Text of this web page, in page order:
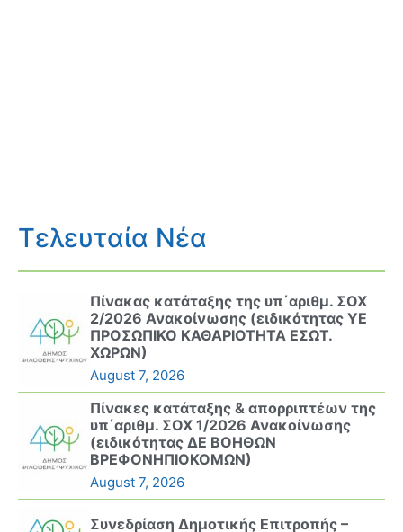
Τελευταία Νέα
Πίνακας κατάταξης της υπ΄αριθμ. ΣΟΧ
2/2026 Ανακοίνωσης (ειδικότητας ΥΕ
ΠΡΟΣΩΠΙΚΟ ΚΑΘΑΡΙΟΤΗΤΑ ΕΣΩΤ.
ΧΩΡΩΝ)
August 7, 2026
Πίνακες κατάταξης & απορριπτέων της
υπ΄αριθμ. ΣΟΧ 1/2026 Ανακοίνωσης
(ειδικότητας ΔΕ ΒΟΗΘΩΝ
ΒΡΕΦΟΝΗΠΙΟΚΟΜΩΝ)
August 7, 2026
Συνεδρίαση Δημοτικής Επιτροπής –